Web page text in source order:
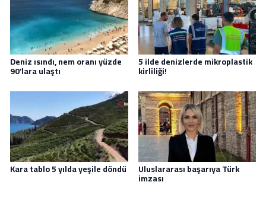
Deniz ısındı, nem oranı yüzde
90’lara ulaştı
5 ilde denizlerde mikroplastik
kirliliği!
Kara tablo 5 yılda yeşile döndü Uluslararası başarıya Türk
imzası